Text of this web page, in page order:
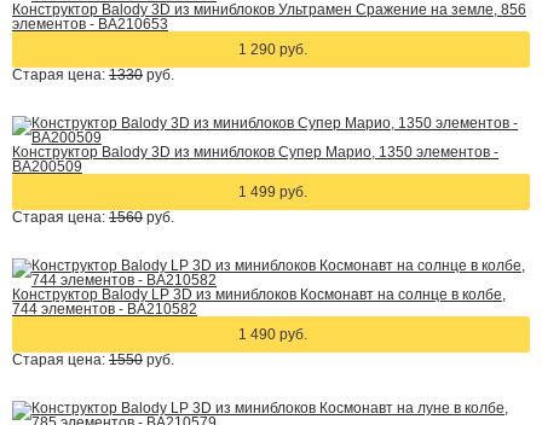
Конструктор Balody 3D из миниблоков Ультрамен Сражение на земле, 856
элементов - BA210653
1 290 руб.
Старая цена: 1330 руб.
Конструктор Balody 3D из миниблоков Супер Марио, 1350 элементов -
BA200509
1 499 руб.
Старая цена: 1560 руб.
Конструктор Balody LP 3D из миниблоков Космонавт на солнце в колбе,
744 элементов - BA210582
1 490 руб.
Старая цена: 1550 руб.